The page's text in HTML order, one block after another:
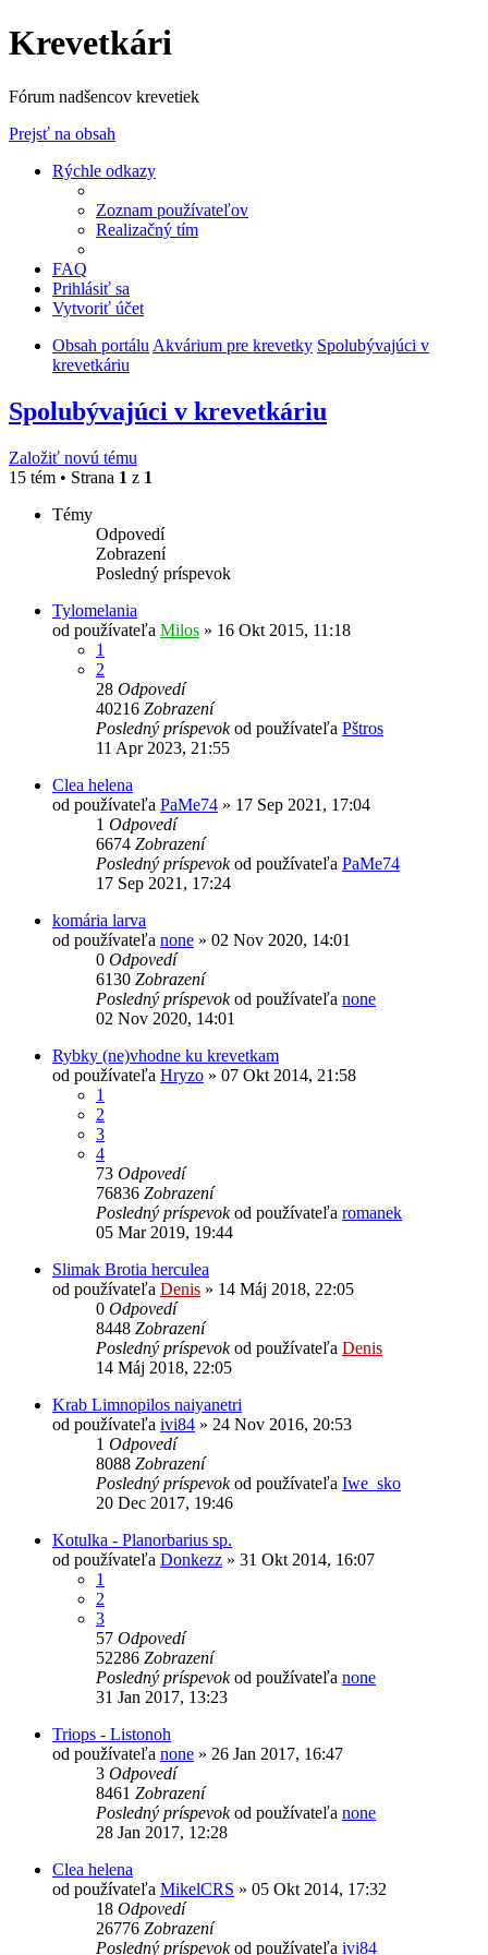
Krevetkári
Fórum nadšencov krevetiek
Prejsť na obsah
Rýchle odkazy
Zoznam používateľov
Realizačný tím
FAQ
Prihlásiť sa
Vytvoriť účet
Obsah portálu Akvárium pre krevetky Spolubývajúci v
krevetkáriu
Spolubývajúci v krevetkáriu
Založiť novú tému
15 tém • Strana 1 z 1
Témy
Odpovedí
Zobrazení
Posledný príspevok
Tylomelania
od používateľa Milos » 16 Okt 2015, 11:18
1
2
28 Odpovedí
40216 Zobrazení
Posledný príspevokod používateľa Pštros
11 Apr 2023, 21:55
Clea helena
od používateľa PaMe74 » 17 Sep 2021, 17:04
1 Odpovedí
6674 Zobrazení
Posledný príspevokod používateľa PaMe74
17 Sep 2021, 17:24
komária larva
od používateľa none » 02 Nov 2020, 14:01
0 Odpovedí
6130 Zobrazení
Posledný príspevokod používateľa none
02 Nov 2020, 14:01
Rybky (ne)vhodne ku krevetkam
od používateľa Hryzo » 07 Okt 2014, 21:58
1
2
3
4
73 Odpovedí
76836 Zobrazení
Posledný príspevokod používateľa romanek
05 Mar 2019, 19:44
Slimak Brotia herculea
od používateľa Denis » 14 Máj 2018, 22:05
0 Odpovedí
8448 Zobrazení
Posledný príspevokod používateľa Denis
14 Máj 2018, 22:05
Krab Limnopilos naiyanetri
od používateľa ivi84 » 24 Nov 2016, 20:53
1 Odpovedí
8088 Zobrazení
Posledný príspevokod používateľa Iwe_sko
20 Dec 2017, 19:46
Kotulka - Planorbarius sp.
od používateľa Donkezz » 31 Okt 2014, 16:07
1
2
3
57 Odpovedí
52286 Zobrazení
Posledný príspevokod používateľa none
31 Jan 2017, 13:23
Triops - Listonoh
od používateľa none » 26 Jan 2017, 16:47
3 Odpovedí
8461 Zobrazení
Posledný príspevokod používateľa none
28 Jan 2017, 12:28
Clea helena
od používateľa MikelCRS » 05 Okt 2014, 17:32
18 Odpovedí
26776 Zobrazení
Posledný príspevokod používateľa ivi84